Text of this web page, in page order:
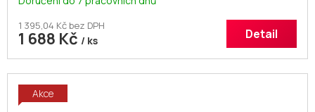
1 395,04 Kč bez DPH
1 688 Kč / ks Detail
Akce